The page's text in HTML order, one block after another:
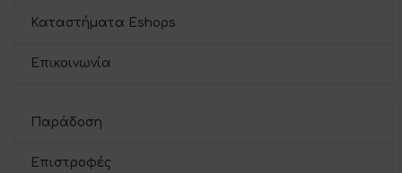
Καταστήματα Eshops
Επικοινωνία
Παράδοση
Επιστροφές